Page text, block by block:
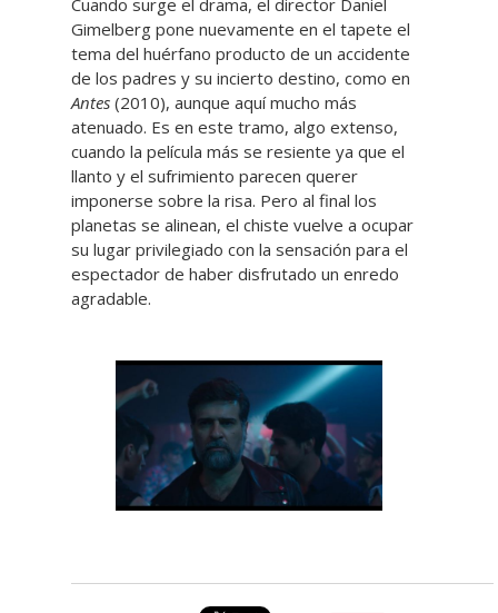
Cuando surge el drama, el director Daniel
Gimelberg pone nuevamente en el tapete el
tema del huérfano producto de un accidente
de los padres y su incierto destino, como en
Antes (2010), aunque aquí mucho más
atenuado. Es en este tramo, algo extenso,
cuando la película más se resiente ya que el
llanto y el sufrimiento parecen querer
imponerse sobre la risa. Pero al final los
planetas se alinean, el chiste vuelve a ocupar
su lugar privilegiado con la sensación para el
espectador de haber disfrutado un enredo
agradable.